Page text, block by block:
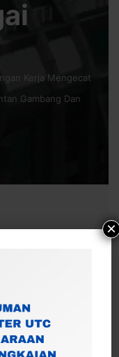
Kerja Mengecat
Gambang Dan
Mengecat
Kuantan Gambang
Pahang
2023
×